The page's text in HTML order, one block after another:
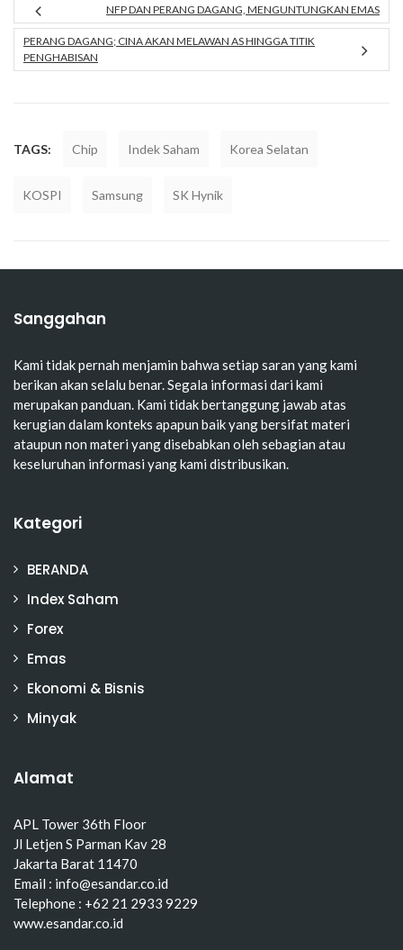
NFP DAN PERANG DAGANG, MENGUNTUNGKAN EMAS
PERANG DAGANG; CINA AKAN MELAWAN AS HINGGA TITIK
PENGHABISAN
TAGS: Chip Indek Saham Korea Selatan
KOSPI Samsung SK Hynik
Sanggahan
Kami tidak pernah menjamin bahwa setiap saran yang kami
berikan akan selalu benar. Segala informasi dari kami
merupakan panduan. Kami tidak bertanggung jawab atas
kerugian dalam konteks apapun baik yang bersifat materi
ataupun non materi yang disebabkan oleh sebagian atau
keseluruhan informasi yang kami distribusikan.
Kategori
BERANDA
Index Saham
Forex
Emas
Ekonomi & Bisnis
Minyak
Alamat
APL Tower 36th Floor
Jl Letjen S Parman Kav 28
Jakarta Barat 11470
Email : info@esandar.co.id
Telephone : +62 21 2933 9229
www.esandar.co.id